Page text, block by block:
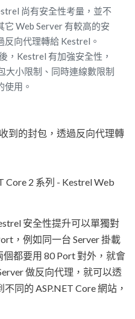
尚有安全性考量，並不
Web Server 有較高的安
向代理轉給 Kestrel。
，Kestrel 有加強安全性，
大小限制、同時連線數限制
使用。
到的封包，透過反向代理轉
安全性提升可以單獨對
，例如同一台 Server 掛載
個都要用 80 Port 對外，就會
做反向代理，就可以透
同的 ASP.NET Core 網站，